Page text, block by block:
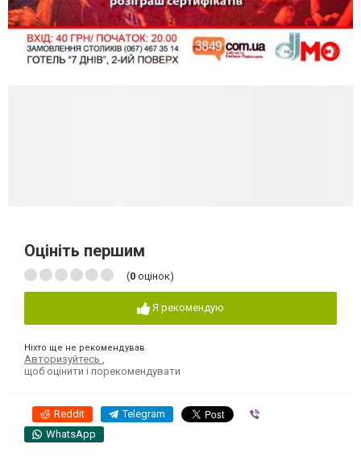
Оцініть першим
(0 оцінок)
Я рекомендую
Ніхто ще не рекомендував
Авторизуйтесь
щоб оцінити і порекомендувати
Reddit Telegram
WhatsApp